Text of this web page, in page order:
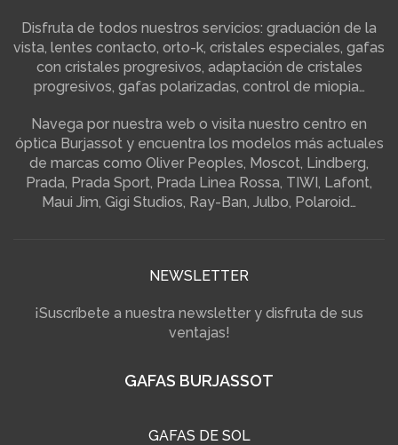
Disfruta de todos nuestros servicios: graduación de la
vista, lentes contacto, orto-k, cristales especiales, gafas
con cristales progresivos, adaptación de cristales
progresivos, gafas polarizadas, control de miopia…
Navega por nuestra web o visita nuestro centro en
óptica Burjassot y encuentra los modelos más actuales
de marcas como Oliver Peoples, Moscot, Lindberg,
Prada, Prada Sport, Prada Linea Rossa, TIWI, Lafont,
Maui Jim, Gigi Studios, Ray-Ban, Julbo, Polaroid…
NEWSLETTER
¡Suscríbete a nuestra newsletter y disfruta de sus
ventajas!
GAFAS BURJASSOT
GAFAS DE SOL